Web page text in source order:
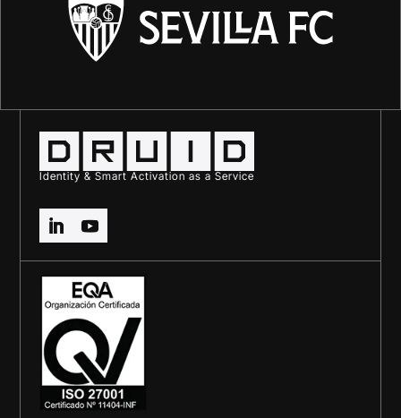
Identity & Smart Activation as a Service